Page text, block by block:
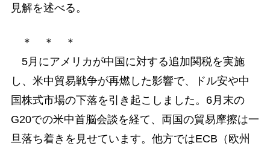
見解を述べる。
＊ ＊ ＊
5月にアメリカが中国に対する追加関税を実施
し、米中貿易戦争が再燃した影響で、ドル安や中
国株式市場の下落を引き起こしました。6月末の
G20での米中首脳会談を経て、両国の貿易摩擦は一
旦落ち着きを見せています。他方ではECB（欧州